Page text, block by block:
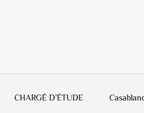
CHARGÉ D’ÉTUDE